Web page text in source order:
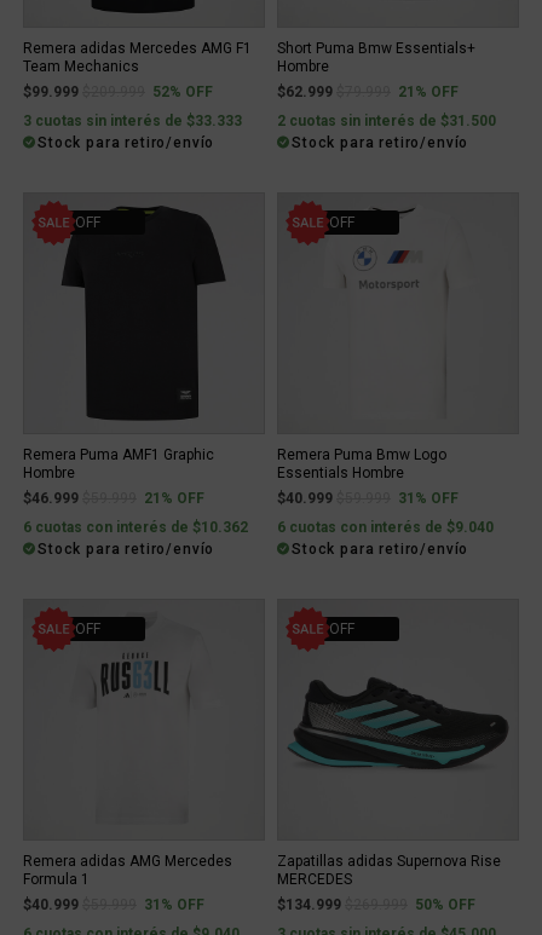
Remera adidas Mercedes AMG F1
Team Mechanics
$99.999
Price reduced from
to52% OFF
3 cuotas sin interés de $33.333
Stock para retiro/envío
Short Puma Bmw Essentials+
Hombre
$62.999
Price reduced from
to21% OFF
2 cuotas sin interés de $31.500
Stock para retiro/envío
21% OFF
Remera Puma AMF1 Graphic
Hombre
$46.999
Price reduced from
to21% OFF
6 cuotas con interés de $10.362
Stock para retiro/envío
31% OFF
Remera Puma Bmw Logo
Essentials Hombre
$40.999
Price reduced from
to31% OFF
6 cuotas con interés de $9.040
Stock para retiro/envío
31% OFF
Remera adidas AMG Mercedes
Formula 1
$40.999
Price reduced from
to31% OFF
50% OFF
Zapatillas adidas Supernova Rise
MERCEDES
$134.999
Price reduced from
to50% OFF